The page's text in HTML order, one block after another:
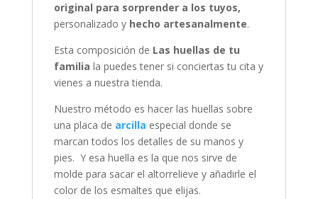
original para sorprender a los tuyos,
personalizado yhecho artesanalmente.
Esta composición de Las huellas de tu
familia la puedes tener si conciertas tu cita y
vienes a nuestra tienda.
Nuestro método es hacer las huellas sobre
una placa de arcilla especial donde se
marcan todos los detalles de su manos y
pies. Y esa huella es la que nos sirve de
molde para sacar el altorrelieve y añadirle el
color de los esmaltes que elijas.